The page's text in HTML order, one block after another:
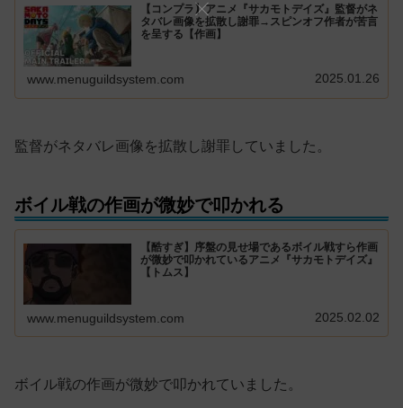
【コンプラ】アニメ『サカモトデイズ』監督がネ
タバレ画像を拡散し謝罪→スピンオフ作者が苦言
を呈する【作画】
www.menuguildsystem.com 2025.01.26
監督がネタバレ画像を拡散し謝罪していました。
ボイル戦の作画が微妙で叩かれる
【酷すぎ】序盤の見せ場であるボイル戦すら作画
が微妙で叩かれているアニメ『サカモトデイズ』
【トムス】
www.menuguildsystem.com 2025.02.02
ボイル戦の作画が微妙で叩かれていました。